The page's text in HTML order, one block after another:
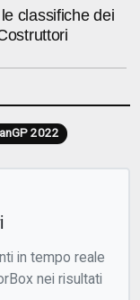
classifiche dei
2022
in tempo reale
nei risultati